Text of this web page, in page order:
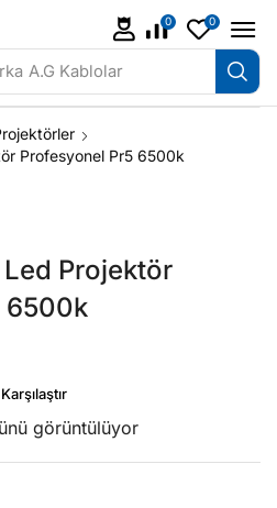
A.G Kablolar
0 0
Profesyonel Pr5 6500k
Projektör
6500k
Karşılaştır
görüntülüyor